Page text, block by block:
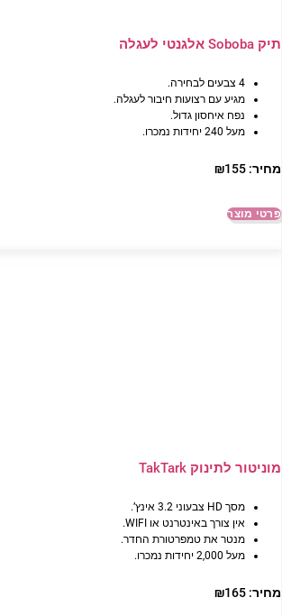
תיק Soboba אלגנטי לעגלה
4 צבעים לבחירה.
מגיע עם רצועות חיבור לעגלה.
נפח איחסון גדול.
מעל 240 יחידות נמכרו.
מחיר: ₪155
פרטי מוצר
מוניטור לתינוק TakTark
מסך HD צבעוני 3.2 אינץ’.
אין צורך באינטרנט או WIFI.
מנטר את טמפרטורת החדר.
מעל 2,000 יחידות נמכרו.
מחיר: ₪165